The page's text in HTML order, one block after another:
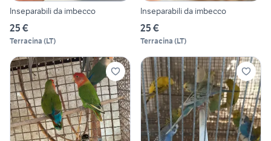
Inseparabili da imbecco
25 €
Terracina (LT)
Inseparabili da imbecco
25 €
Terracina (LT)